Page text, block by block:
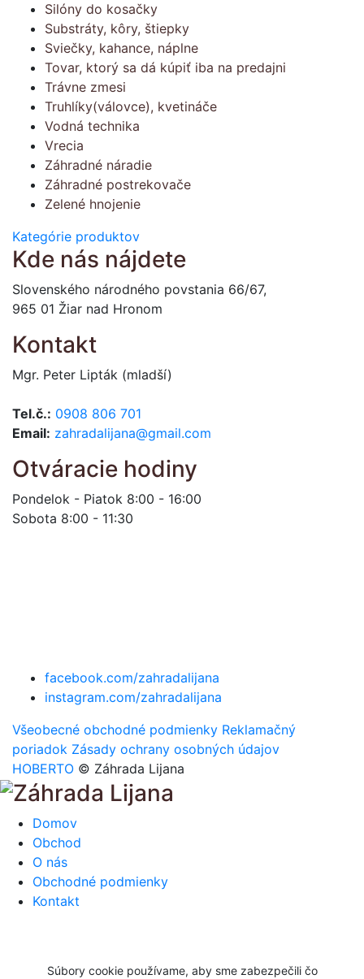
Silóny do kosačky
Substráty, kôry, štiepky
Sviečky, kahance, náplne
Tovar, ktorý sa dá kúpiť iba na predajni
Trávne zmesi
Truhlíky(válovce), kvetináče
Vodná technika
Vrecia
Záhradné náradie
Záhradné postrekovače
Zelené hnojenie
Kategórie produktov
Kde nás nájdete
Slovenského národného povstania 66/67,
965 01 Žiar nad Hronom
Kontakt
Mgr. Peter Lipták (mladší)
Tel.č.: 0908 806 701
Email: zahradalijana@gmail.com
Otváracie hodiny
Pondelok - Piatok 8:00 - 16:00
Sobota 8:00 - 11:30
facebook.com/zahradalijana
instagram.com/zahradalijana
Všeobecné obchodné podmienky Reklamačný
poriadok Zásady ochrany osobných údajov
HOBERTO © Záhrada Lijana
Domov
Obchod
O nás
Obchodné podmienky
Kontakt
Súbory cookie používame, aby sme zabezpečili čo